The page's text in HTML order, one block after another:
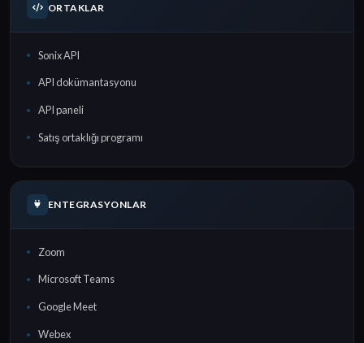
ORTAKLAR
Sonix API
API dokümantasyonu
API paneli
Satış ortaklığı programı
ENTEGRASYONLAR
Zoom
Microsoft Teams
Google Meet
Webex